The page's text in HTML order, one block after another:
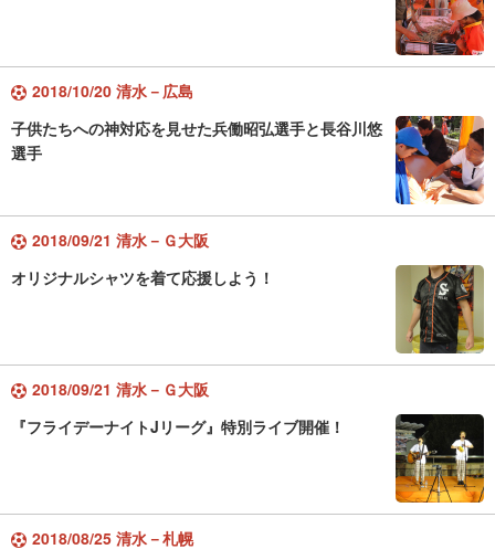
2018/10/20 清水－広島
子供たちへの神対応を見せた兵働昭弘選手と長谷川悠
選手
2018/09/21 清水－Ｇ大阪
オリジナルシャツを着て応援しよう！
2018/09/21 清水－Ｇ大阪
『フライデーナイトJリーグ』特別ライブ開催！
2018/08/25 清水－札幌